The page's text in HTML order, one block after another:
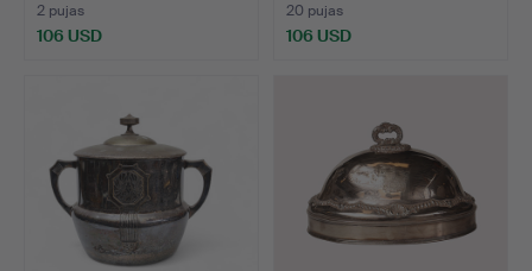
2 pujas
106 USD
20 pujas
106 USD